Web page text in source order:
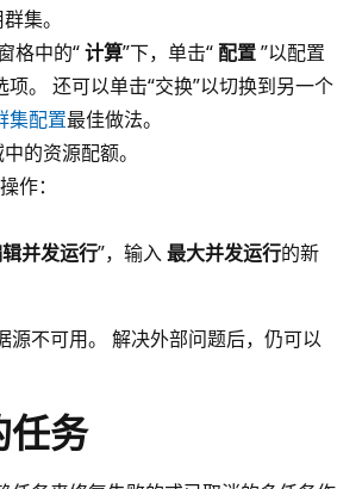
集。
格中的“计算”下，单击“ 配置”以配置
。 还可以单击“交换”以切换到另一个
集配置最佳做法。
的资源配额。
作：
并发运行”，输入最大并发运行的新
不可用。 解决外部问题后，仍可以
任务